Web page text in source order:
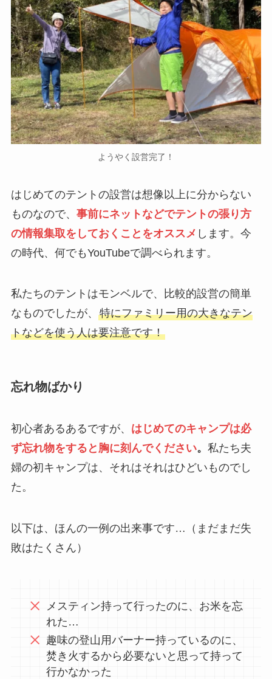
ようやく設営完了！
はじめてのテントの設営は想像以上に分からない
ものなので、 事前にネットなどでテントの張り方
の情報集取をしておくことをオススメ します。今
の時代、何でもYouTubeで調べられます。
私たちのテントはモンベルで、比較的設営の簡単
なものでしたが、 特にファミリー用の大きなテン
トなどを使う人は要注意です！
忘れ物ばかり
初心者あるあるですが、 はじめてのキャンプは必
ず忘れ物をすると胸に刻んでください。 私たち夫
婦の初キャンプは、それはそれはひどいものでし
た。
以下は、ほんの一例の出来事です…（まだまだ失
敗はたくさん）
メスティン持って行ったのに、お米を忘
れた…
趣味の登山用バーナー持っているのに、
焚き火するから必要ないと思って持って
行かなかった